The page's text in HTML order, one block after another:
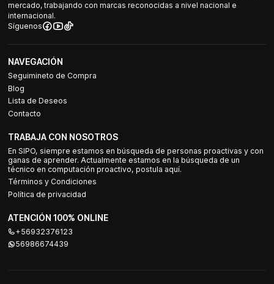
mercado, trabajando con marcas reconocidas a nivel nacional e
internacional.
Síguenos
NAVEGACIÓN
Seguimineto de Compra
Blog
Lista de Deseos
Contacto
TRABAJA CON NOSOTROS
En SIPO, siempre estamos en búsqueda de personas proactivas y con
ganas de aprender. Actualmente estamos en la búsqueda de un
técnico en computación proactivo, postula aquí.
Términos y Condiciones
Política de privacidad
ATENCIÓN 100% ONLINE
+56932376123
56986674439